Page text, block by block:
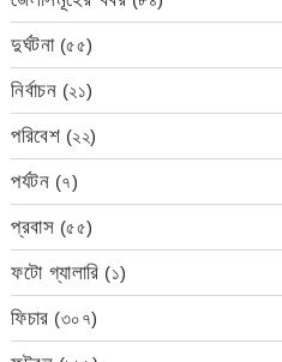
দুর্ঘটনা(৫৫)
নির্বাচন (২১)
পরিবেশ (২২)
পর্যটন (৭)
প্রবাস (৫৫)
ফটো গ্যালারি (১)
ফিচার (৩০৭)